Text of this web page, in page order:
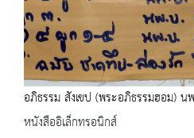
อภิธรรม สังเขป (พระอภิธรรมฮอม)
หนังสืออิเล็กทรอนิกส์